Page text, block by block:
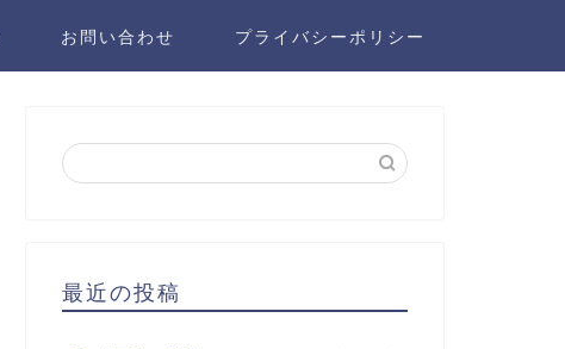
お問い合わせ プライバシーポリシー
最近の投稿